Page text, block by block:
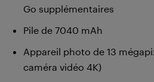
Go supplémentaires
Pile de 7040 mAh
Appareil photo de 13
caméra vidéo 4K)